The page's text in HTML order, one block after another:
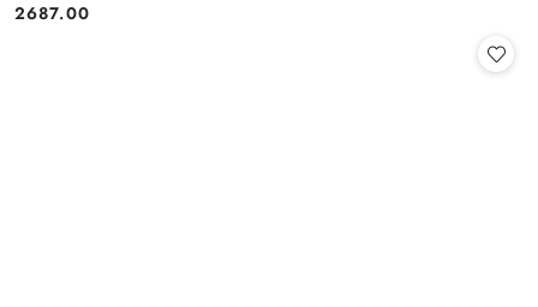
Cena:
2687.00